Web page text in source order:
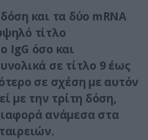
και τα δύο mRNA
τίτλο
IgG όσο και
σε τίτλο 9 έως
σε σχέση με αυτόν
με την τρίτη δόση,
ανάμεσα στα